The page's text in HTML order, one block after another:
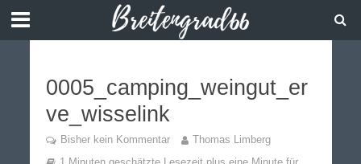
0005_camping_weingut_er
ve_wisselink
Bisher kein Kommentar
Thomas Limberg